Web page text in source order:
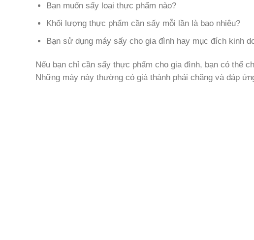
Bạn muốn sấy loại thực phẩm nào?
Khối lượng thực phẩm cần sấy mỗi lần là bao nhiêu?
Bạn sử dụng máy sấy cho gia đình hay mục đích kinh
Nếu bạn chỉ cần sấy thực phẩm cho gia đình, bạn có thể
Những máy này thường có giá thành phải chăng và đáp